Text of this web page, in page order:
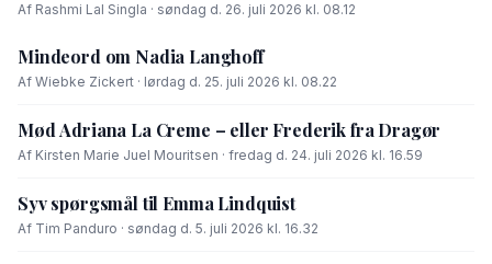
Af Rashmi Lal Singla · søndag d. 26. juli 2026 kl. 08.12
Mindeord om Nadia Langhoff
Af Wiebke Zickert · lørdag d. 25. juli 2026 kl. 08.22
Mød Adriana La Creme – eller Frederik fra Dragør
Af Kirsten Marie Juel Mouritsen · fredag d. 24. juli 2026 kl. 16.59
Syv spørgsmål til Emma Lindquist
Af Tim Panduro · søndag d. 5. juli 2026 kl. 16.32